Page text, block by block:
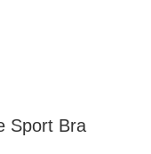
Sport Bra